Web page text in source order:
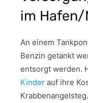
im Hafen/
An einem
Benzin getankt
entsorgt werden.
Kinder auf ihre